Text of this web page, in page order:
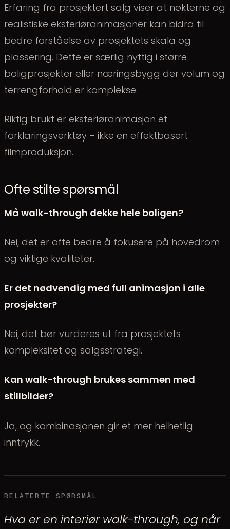
Erfaring fra prosjektert salg viser at nøkterne og
realistiske eksteriøranimasjoner kan bidra til
bedre forståelse av prosjektets skala og
plassering. Dette er særlig nyttig i større
boligprosjekter eller næringsbygg der volum og
terrengforhold er komplekse.
Riktig brukt er eksteriøranimasjon et
forklaringsverktøy – ikke en effektbasert
filmproduksjon.
Ofte stilte spørsmål
Må walk-through dekke hele boligen?
Nei, det er ofte bedre å fokusere på hovedrom
og viktige kvaliteter.
Er det nødvendig med full animasjon i alle
prosjekter?
Nei, det bør vurderes ut fra prosjektets
kompleksitet og salgsstrategi.
Kan walk-through brukes sammen med
stillbilder?
Ja, og kombinasjonen gir et mer helhetlig
inntrykk.
RELATERTE SPØRSMÅL
Hva er en interiør walk-through, og når